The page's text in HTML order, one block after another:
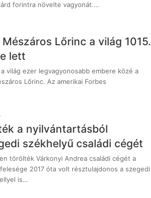
forintra növelte vagyonát.…
Lőrinc a világ 1015.
lett
világ ezer legvagyonosabb embere közé a
Lőrinc. Az amerikai Forbes
a nyilvántartásból
székhelyű családi cégét
törölték Várkonyi Andrea családi cégét a
2017 óta volt résztulajdonos a szegedi
is…